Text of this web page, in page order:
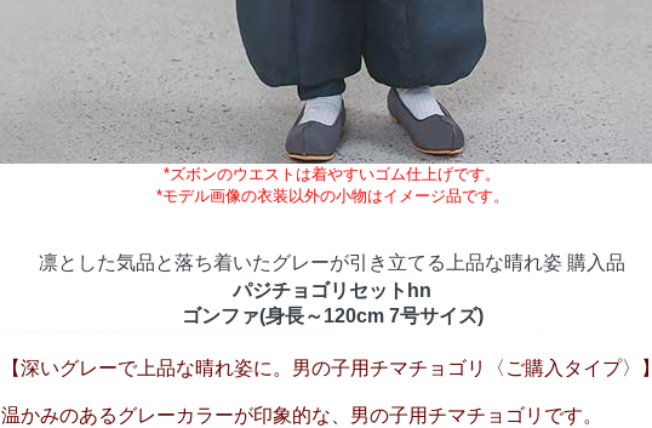
*ズボンのウエストは着やすいゴム仕上げです。
*モデル画像の衣装以外の小物はイメージ品です。
凛とした気品と落ち着いたグレーが引き立てる上品な晴れ姿 購入品
パジチョゴリセットhn
ゴンファ(身長～120cm 7号サイズ)
【深いグレーで上品な晴れ姿に。男の子用チマチョゴリ〈ご購入タイプ〉】
温かみのあるグレーカラーが印象的な、男の子用チマチョゴリです。